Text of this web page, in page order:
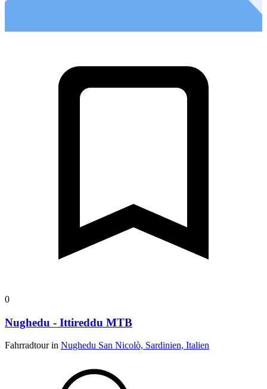
0
Nughedu - Ittireddu MTB
Fahrradtour in Nughedu San Nicolò, Sardinien, Italien